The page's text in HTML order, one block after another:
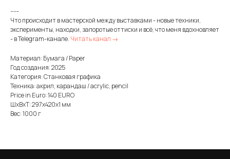
-----
Что происходит в мастерской между выставками - новые техники,
эксперименты, находки, запоротые оттиски и всё, что меня вдохновляет
- в Telegram-канале. Читать канал →
Материал: Бумага / Paper
Год создания: 2025
Категория: Станковая графика
Техника: акрил, карандаш / acrylic, pencil
Price in Euro: 140 EURO
ШxВxТ: 297x420x1 мм
Вес: 1000 г